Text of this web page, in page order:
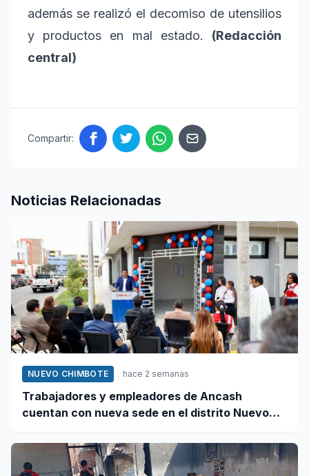
además se realizó el decomiso de utensilios
y productos en mal estado. (Redacción
central)
Compartir:
Noticias Relacionadas
NUEVO CHIMBOTE hace 2 semanas
Trabajadores y empleadores de Ancash
cuentan con nueva sede en el distrito Nuevo